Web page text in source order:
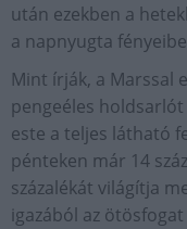
után ezekben a
a napnyugta
Mint írják, a Marssal
pengeéles
este a teljes látható
pénteken már 14
százalékát világítja
igazából az